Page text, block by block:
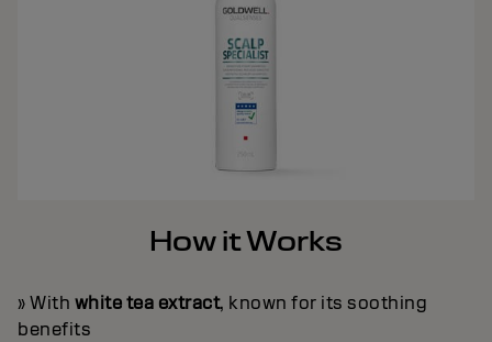
How it Works
» With white tea extract, known for its soothing
benefits